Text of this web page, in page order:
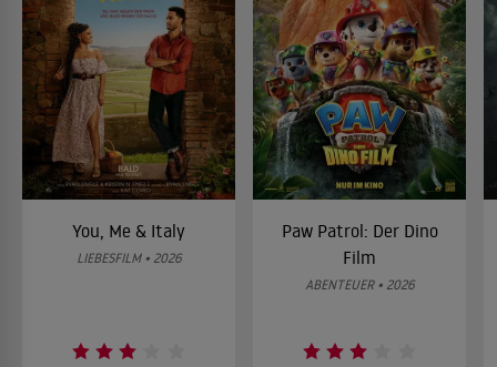
You, Me & Italy
LIEBESFILM • 2026
Paw Patrol: Der Dino
Film
ABENTEUER • 2026